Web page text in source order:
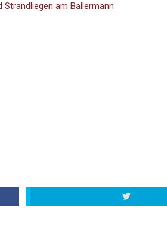
am Ballermann